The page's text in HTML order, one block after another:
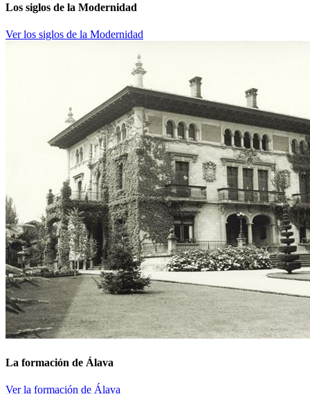
Los siglos de la Modernidad
Ver los siglos de la Modernidad
La formación de Álava
Ver la formación de Álava